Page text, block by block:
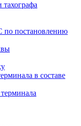
тахографа
постановлению
в составе